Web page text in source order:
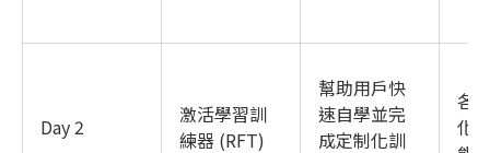
Day 2
激活學習訓
練器 (RFT)
幫助用戶快
速自學並完
成定制化訓
各
化